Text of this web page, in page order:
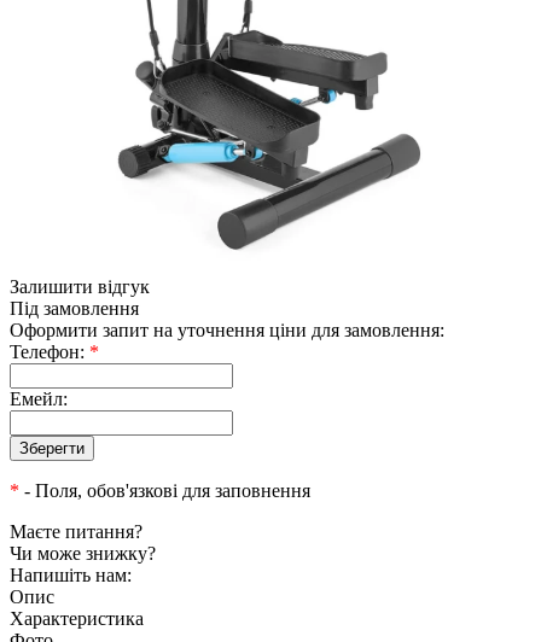
Залишити відгук
Під замовлення
Оформити запит на уточнення ціни для замовлення:
Телефон: *
Емейл:
* - Поля, обов'язкові для заповнення
Маєте питання?
Чи може знижку?
Напишіть нам:
Опис
Характеристика